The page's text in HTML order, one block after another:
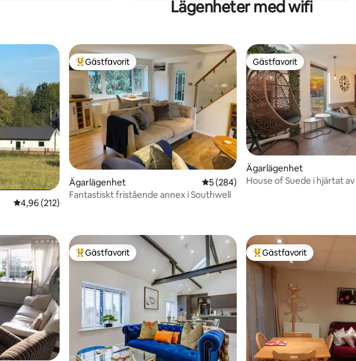
Lägenheter med wifi
4,96 av 5 i genomsnittligt betyg, 212 omdömen
4,96 (212)
Populär gästfavorit
Gästfavorit
Ägarlägenhet 5 av 5 i genomsnittligt betyg, 284
5 (284)
Fantastiskt fristående annex i Southwell
Gästfavorit
Gästfavorit
Ägarlägenhet
House of Suede i hjärtat
Populär gästfavorit
Gästfavorit Populär gästfavorit
Gästfavorit